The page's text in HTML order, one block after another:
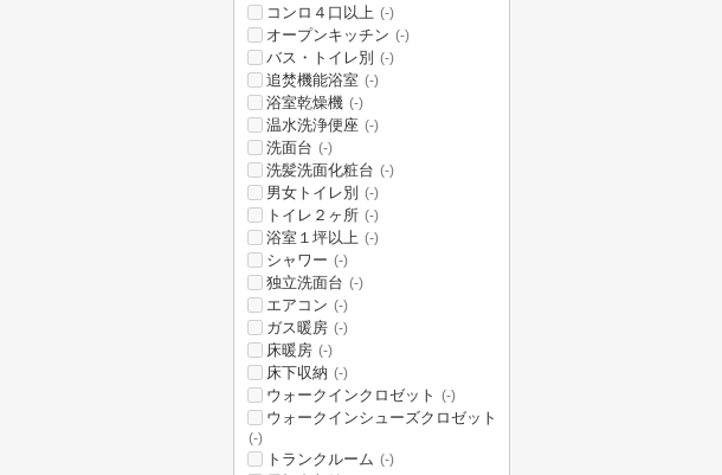
コンロ４口以上 (-)
オープンキッチン (-)
バス・トイレ別 (-)
追焚機能浴室 (-)
浴室乾燥機 (-)
温水洗浄便座 (-)
洗面台 (-)
洗髪洗面化粧台 (-)
男女トイレ別 (-)
トイレ２ヶ所 (-)
浴室１坪以上 (-)
シャワー (-)
独立洗面台 (-)
エアコン (-)
ガス暖房 (-)
床暖房 (-)
床下収納 (-)
ウォークインクロゼット (-)
ウォークインシューズクロゼット
(-)
トランクルーム (-)